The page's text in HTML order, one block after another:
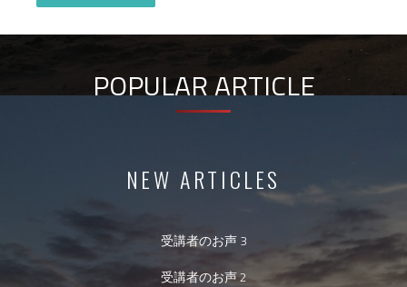
POPULAR ARTICLE
NEW ARTICLES
受講者のお声 3
受講者のお声 2